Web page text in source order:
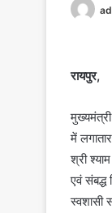
रायपुर,
में
श्री
एवं संबद्ध
स्वशासी